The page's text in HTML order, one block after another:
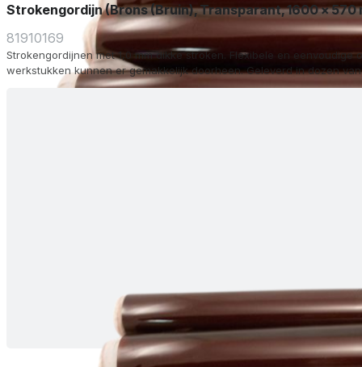
Strokengordijn (Brons (Bruin), Transparant, 1600 x 570
81910169
Strokengordijnen met 1,0 mm dikke stroken. Flexibele en eenvoudige
werkstukken kunnen er gemakkelijk doorheen. Geleverd in dozen